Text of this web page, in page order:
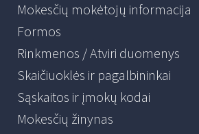
Mokesčių mokėtojų informacija
Formos
Rinkmenos / Atviri duomenys
Skaičiuoklės ir pagalbininkai
Sąskaitos ir įmokų kodai
Mokesčių žinynas